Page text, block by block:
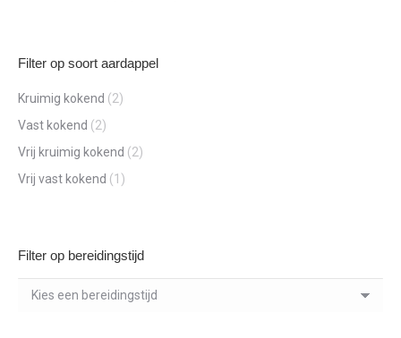
Filter op soort aardappel
Kruimig kokend (2)
Vast kokend (2)
Vrij kruimig kokend (2)
Vrij vast kokend (1)
Filter op bereidingstijd